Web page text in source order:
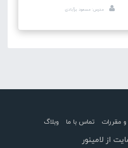
مدرس: مسعود برآبادی
مقررات تماس با ما وبلاگ
از لامینور